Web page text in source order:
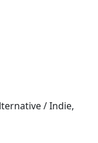
/ Indie,